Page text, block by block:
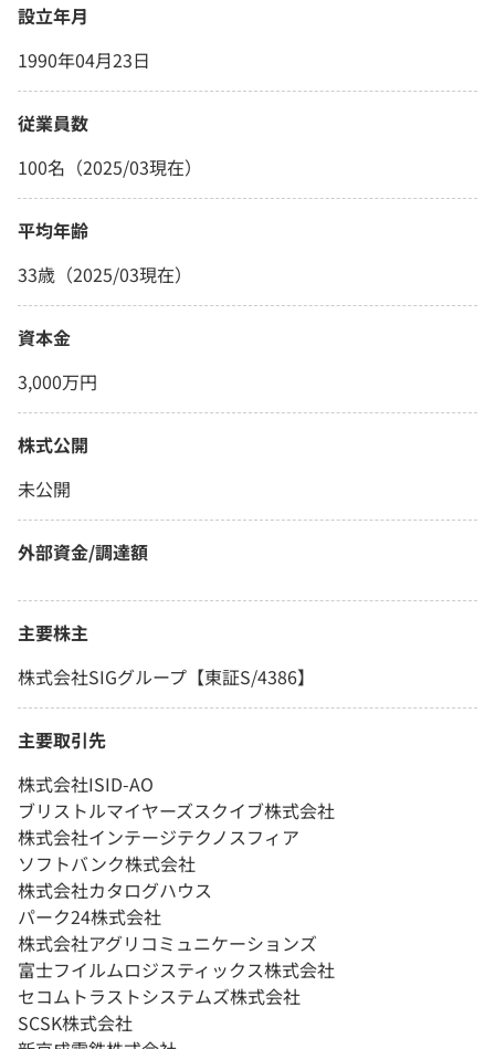
設立年月
1990年04月23日
従業員数
100名（2025/03現在）
平均年齢
33歳（2025/03現在）
資本金
3,000万円
株式公開
未公開
外部資金/調達額
主要株主
株式会社SIGグループ【東証S/4386】
主要取引先
株式会社ISID-AO
ブリストルマイヤーズスクイブ株式会社
株式会社インテージテクノスフィア
ソフトバンク株式会社
株式会社カタログハウス
パーク24株式会社
株式会社アグリコミュニケーションズ
富士フイルムロジスティックス株式会社
セコムトラストシステムズ株式会社
SCSK株式会社